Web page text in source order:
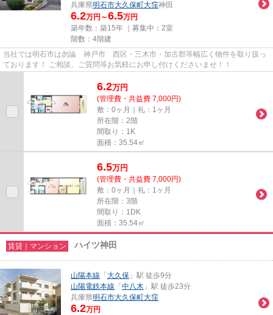
兵庫県明石市大久保町大窪神田
6.2万円～6.5万円
築年数：築15年 ｜募集中： 2室
階数：4階建
当社では明石市は勿論 神戸市 西区・三木市・加古郡等幅広く物件を取り扱っ
ております！ ご相談、ご質問等お気軽にお申し付けくださいませ！！
6.2万円
(管理費・共益費 7,000円)
敷：0ヶ月｜礼：1ヶ月
所在階：2階
間取り：1K
面積：35.54㎡
6.5万円
(管理費・共益費 7,000円)
敷：0ヶ月｜礼：1ヶ月
所在階：3階
間取り：1DK
面積：35.54㎡
賃貸｜マンション ハイツ神田
山陽本線 「 大久保 」駅 徒歩9分
山陽電鉄本線 「 中八木 」駅 徒歩23分
兵庫県明石市大久保町大窪
6.2万円